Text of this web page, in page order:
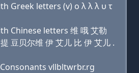
Greek letters (v) ο λ λ λ υ τ
Chinese letters 维 哦 艾勒
豆贝尔维 伊 艾儿 比 伊 艾儿 .
vllbltwrbr.rg